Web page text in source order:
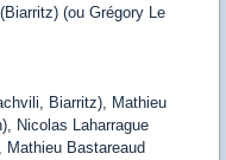
(ou Grégory Le
Biarritz), Mathieu
Nicolas Laharrague
Bastareaud